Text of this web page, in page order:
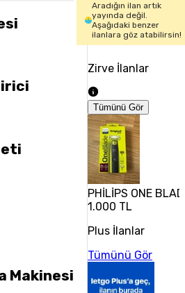
Makinesi
Aradığın ilan artık
yayında değil.
Aşağıdaki benzer
ilanlara göz atabilirsin!
Zirve İlanlar
Tümünü Gör
PHİLİPS ONE
1.000 TL
Plus İlanlar
Tümünü Gör